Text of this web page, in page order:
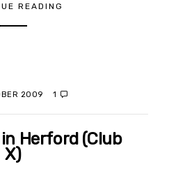
READING
2009 1
Herford (Club
X)